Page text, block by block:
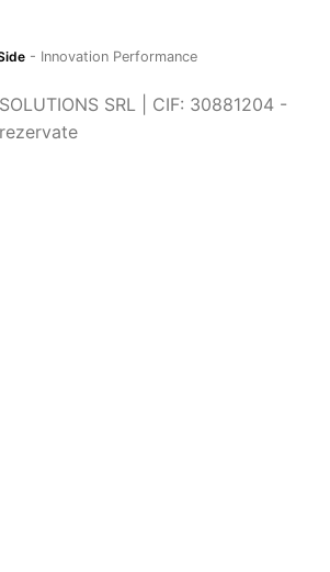
- Innovation Performance
SRL | CIF: 30881204 -